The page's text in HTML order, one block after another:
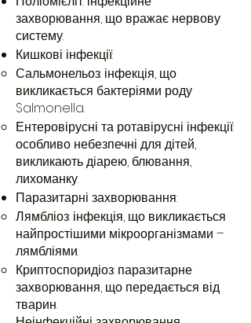
захворювання, що вражає нервову
систему.
Кишкові інфекції:
Сальмонельоз: інфекція, що
викликається бактеріями роду
Salmonella.
Ентеровірусні та ротавірусні інфекції:
особливо небезпечні для дітей,
викликають діарею, блювання,
лихоманку.
Паразитарні захворювання:
Лямбліоз: інфекція, що викликається
найпростішими мікроорганізмами –
лямбліями.
Криптоспоридіоз: паразитарне
захворювання, що передається від
тварин.